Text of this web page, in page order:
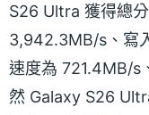
S26 Ultra 獲得總
3,942.3MB/s、寫
速度為 721.4MB/s
然 Galaxy S26